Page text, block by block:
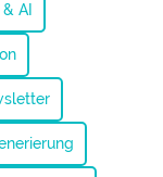
& AI